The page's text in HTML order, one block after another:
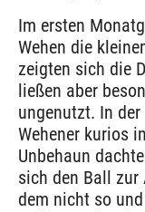
Im ersten
Wehen die
zeigten sich die
ließen aber
ungenutzt. In
Wehener kurios
Unbehaun
sich den Ball
dem nicht so